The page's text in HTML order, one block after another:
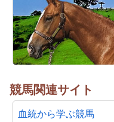
競馬関連サイト
血統から学ぶ競馬